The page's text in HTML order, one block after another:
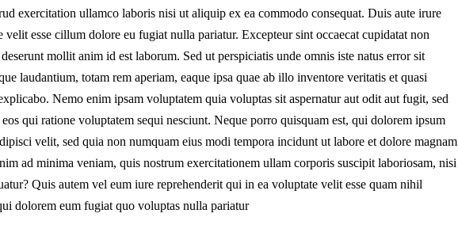
exercitation ullamco laboris nisi ut aliquip ex ea commodo consequat. Duis aute irure
esse cillum dolore eu fugiat nulla pariatur. Excepteur sint occaecat cupidatat non
mollit anim id est laborum. Sed ut perspiciatis unde omnis iste natus error sit
laudantium, totam rem aperiam, eaque ipsa quae ab illo inventore veritatis et quasi
Nemo enim ipsam voluptatem quia voluptas sit aspernatur aut odit aut fugit, sed
qui ratione voluptatem sequi nesciunt. Neque porro quisquam est, qui dolorem ipsum
velit, sed quia non numquam eius modi tempora incidunt ut labore et dolore magnam
ad minima veniam, quis nostrum exercitationem ullam corporis suscipit laboriosam, nisi
Quis autem vel eum iure reprehenderit qui in ea voluptate velit esse quam nihil
dolorem eum fugiat quo voluptas nulla pariatur